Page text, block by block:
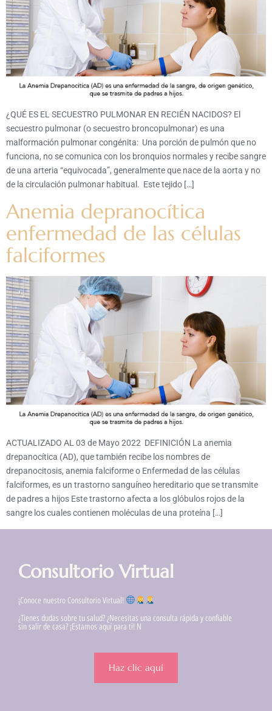
¿QUÉ ES EL SECUESTRO PULMONAR EN RECIÉN NACIDOS? El
secuestro pulmonar (o secuestro broncopulmonar) es una
malformación pulmonar congénita: Una porción de pulmón que no
funciona, no se comunica con los bronquios normales y recibe sangre
de una arteria “equivocada”, generalmente que nace de la aorta y no
de la circulación pulmonar habitual. Este tejido […]
Anemia depranocítica
enfermedad de las células
falciformes
ACTUALIZADO AL 03 de Mayo 2022 DEFINICIÓN La anemia
drepanocítica (AD), que también recibe los nombres de
drepanocitosis, anemia falciforme o Enfermedad de las células
falciformes, es un trastorno sanguíneo hereditario que se transmite
de padres a hijos Este trastorno afecta a los glóbulos rojos de la
sangre los cuales contienen moléculas de una proteína […]
Consultorio Virtual
¡Conoce nuestro Consultorio Virtual!
¿Tienes dudas sobre tu salud? ¿Necesitas una consulta rápida y confiable
sin salir de casa? ¡Estamos aquí para ti! N
Haz clic aquí